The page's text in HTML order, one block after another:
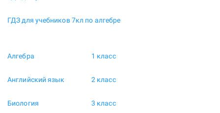
ГДЗ для учебников 7кл по алгебре
Алгебра
Английский язык
Биология
1 класс
2 класс
3 класс